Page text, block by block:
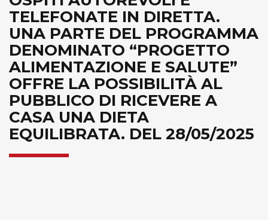
TELEFONATE IN DIRETTA.
UNA PARTE DEL PROGRAMMA
DENOMINATO “PROGETTO
ALIMENTAZIONE E SALUTE”
OFFRE LA POSSIBILITÀ AL
PUBBLICO DI RICEVERE A
CASA UNA DIETA
EQUILIBRATA. DEL 28/05/2025